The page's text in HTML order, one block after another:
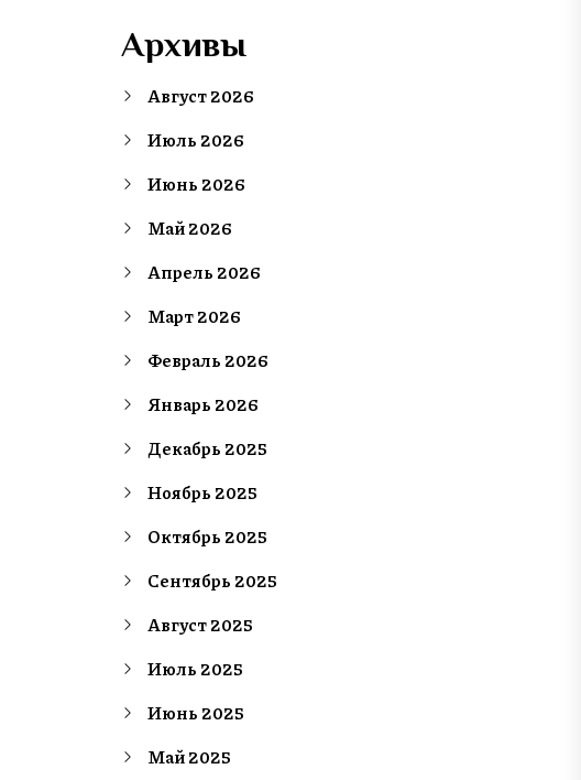
Архивы
Август 2026
Июль 2026
Июнь 2026
Май 2026
Апрель 2026
Март 2026
Февраль 2026
Январь 2026
Декабрь 2025
Ноябрь 2025
Октябрь 2025
Сентябрь 2025
Август 2025
Июль 2025
Июнь 2025
Май 2025